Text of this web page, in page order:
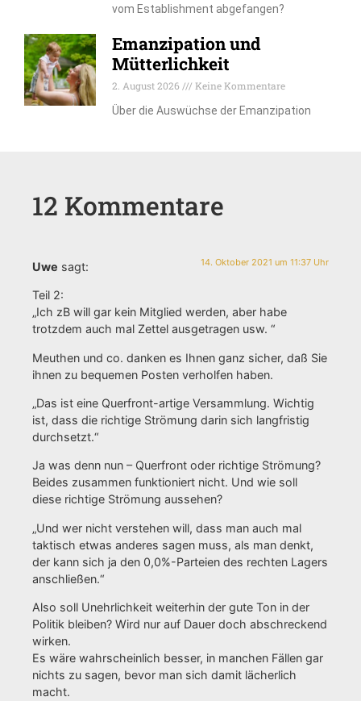
vom Establishment abgefangen?
Emanzipation und
Mütterlichkeit
2. August 2026
Keine Kommentare
Über die Auswüchse der Emanzipation
12 Kommentare
Uwe sagt: 14. Oktober 2021 um 11:37 Uhr
Teil 2:
„Ich zB will gar kein Mitglied werden, aber habe
trotzdem auch mal Zettel ausgetragen usw. “
Meuthen und co. danken es Ihnen ganz sicher, daß Sie
ihnen zu bequemen Posten verholfen haben.
„Das ist eine Querfront-artige Versammlung. Wichtig
ist, dass die richtige Strömung darin sich langfristig
durchsetzt.“
Ja was denn nun – Querfront oder richtige Strömung?
Beides zusammen funktioniert nicht. Und wie soll
diese richtige Strömung aussehen?
„Und wer nicht verstehen will, dass man auch mal
taktisch etwas anderes sagen muss, als man denkt,
der kann sich ja den 0,0%-Parteien des rechten Lagers
anschließen.“
Also soll Unehrlichkeit weiterhin der gute Ton in der
Politik bleiben? Wird nur auf Dauer doch abschreckend
wirken.
Es wäre wahrscheinlich besser, in manchen Fällen gar
nichts zu sagen, bevor man sich damit lächerlich
macht.